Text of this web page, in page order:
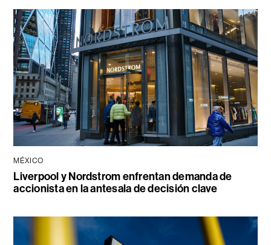
MÉXICO
Liverpool y Nordstrom enfrentan demanda de
accionista en la antesala de decisión clave